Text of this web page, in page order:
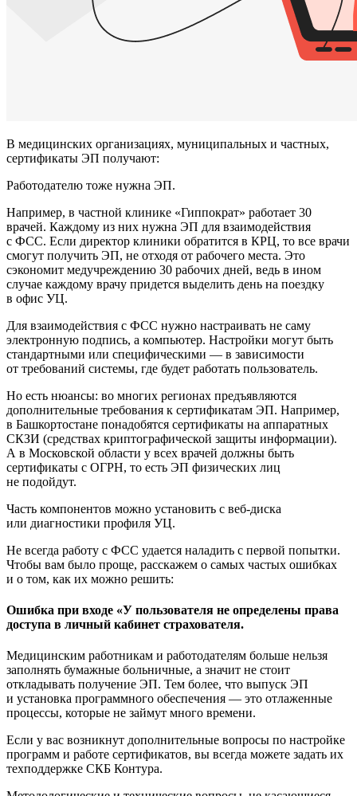
В медицинских организациях, муниципальных и частных,
сертификаты ЭП получают:
Работодателю тоже нужна ЭП.
Например, в частной клинике «Гиппократ» работает 30
врачей. Каждому из них нужна ЭП для взаимодействия
с ФСС. Если директор клиники обратится в КРЦ, то все врачи
смогут получить ЭП, не отходя от рабочего места. Это
сэкономит медучреждению 30 рабочих дней, ведь в ином
случае каждому врачу придется выделить день на поездку
в офис УЦ.
Для взаимодействия с ФСС нужно настраивать не саму
электронную подпись, а компьютер. Настройки могут быть
стандартными или специфическими — в зависимости
от требований системы, где будет работать пользователь.
Но есть нюансы: во многих регионах предъявляются
дополнительные требования к сертификатам ЭП. Например,
в Башкортостане понадобятся сертификаты на аппаратных
СКЗИ (средствах криптографической защиты информации).
А в Московской области у всех врачей должны быть
сертификаты с ОГРН, то есть ЭП физических лиц
не подойдут.
Часть компонентов можно установить с веб-диска
или диагностики профиля УЦ.
Не всегда работу с ФСС удается наладить с первой попытки.
Чтобы вам было проще, расскажем о самых частых ошибках
и о том, как их можно решить:
Ошибка при входе «У пользователя не определены права
доступа в личный кабинет страхователя.
Медицинским работникам и работодателям больше нельзя
заполнять бумажные больничные, а значит не стоит
откладывать получение ЭП. Тем более, что выпуск ЭП
и установка программного обеспечения — это отлаженные
процессы, которые не займут много времени.
Если у вас возникнут дополнительные вопросы по настройке
программ и работе сертификатов, вы всегда можете задать их
техподдержке СКБ Контура.